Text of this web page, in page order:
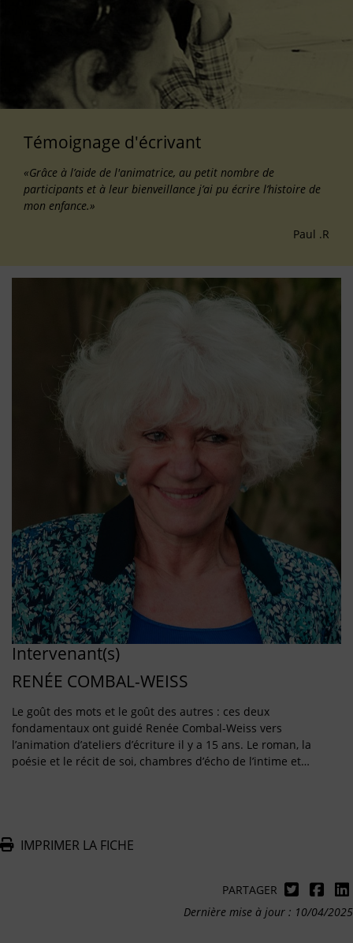
Témoignage d'écrivant
«Grâce à l’aide de l'animatrice, au petit nombre de
participants et à leur bienveillance j’ai pu écrire l’histoire de
mon enfance.»
Paul .R
Intervenant(s)
RENÉE COMBAL-WEISS
Le goût des mots et le goût des autres : ces deux
fondamentaux ont guidé Renée Combal-Weiss vers
l’animation d’ateliers d’écriture il y a 15 ans. Le roman, la
poésie et le récit de soi, chambres d’écho de l’intime et…
IMPRIMER LA FICHE
PARTAGER
Dernière mise à jour : 10/04/2025